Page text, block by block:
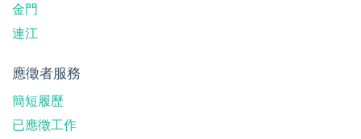
金門
連江
應徵者服務
簡短履歷
已應徵工作